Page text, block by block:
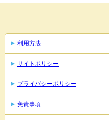
利用方法
サイトポリシー
プライバシーポリシー
免責事項